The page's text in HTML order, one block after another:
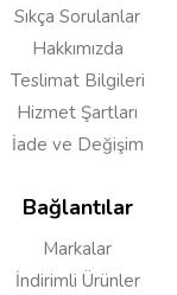
Sıkça Sorulanlar
Hakkımızda
Teslimat Bilgileri
Hizmet Şartları
İade ve Değişim
Bağlantılar
Markalar
İndirimli Ürünler